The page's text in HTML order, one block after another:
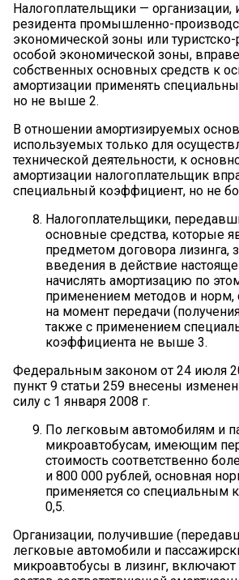
Налогоплательщики —
резидента промышленно-
экономической зоны или
особой экономической зоны,
собственных основных средств к
амортизации применять
но не выше 2.
В отношении амортизируемых
используемых только для
технической деятельности, к
амортизации налогоплательщик
специальный коэффициент, но не
Налогоплательщики,
основные средства, которые
предметом договора лизинга,
введения в действие
начислять амортизацию по
применением методов и
на момент передачи
также с применением
коэффициента не выше 3.
Федеральным законом от 24 июля
пункт 9 статьи 259 внесены
силу с 1 января 2008 г.
По легковым автомобилям и
микроавтобусам, имеющим
стоимость соответственно
и 800 000 рублей, основная
применяется со специальным
0,5.
Организации, получившие
легковые автомобили и
микроавтобусы в лизинг,